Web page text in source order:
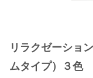
リラクゼーショ
ムタイプ）３色